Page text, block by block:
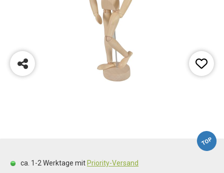
TOP
ca. 1-2 Werktage mit Priority-Versand